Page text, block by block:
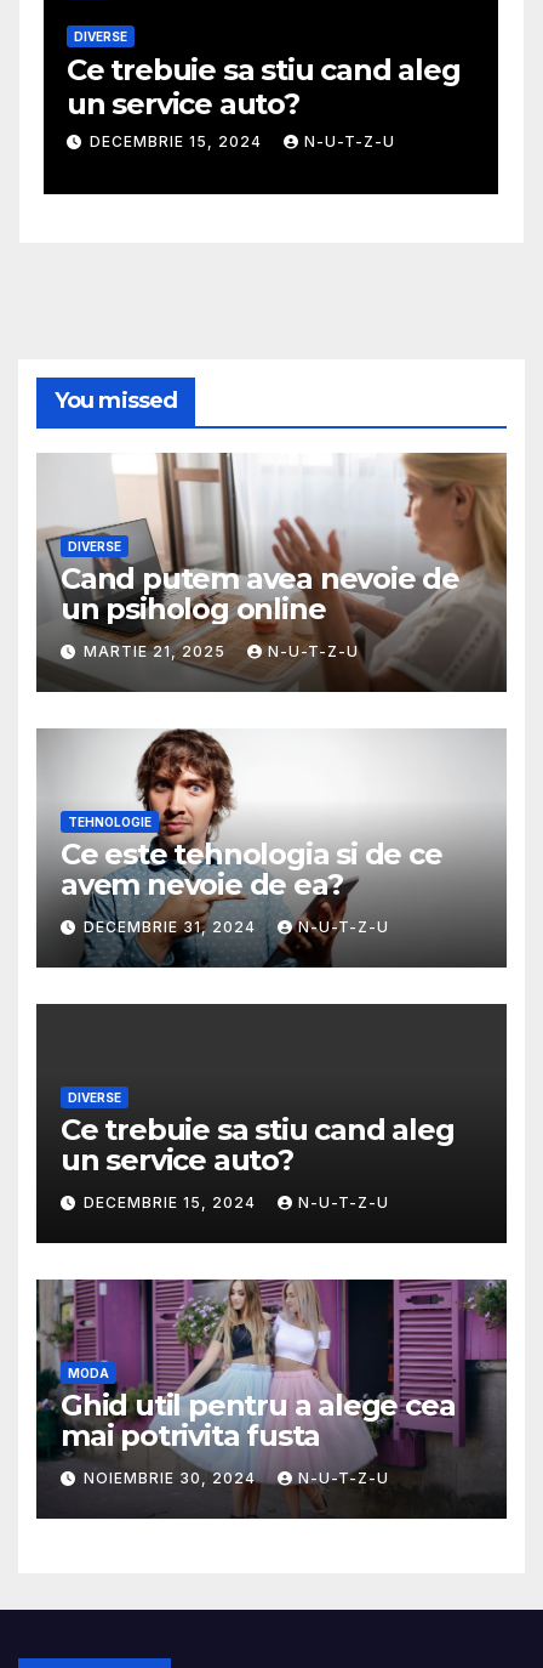
DIVERSE
Ce trebuie sa stiu cand aleg
un service auto?
DECEMBRIE 15, 2024 N-U-T-Z-U
You missed
DIVERSE
Cand putem avea nevoie de
un psiholog online
MARTIE 21, 2025 N-U-T-Z-U
TEHNOLOGIE
Ce este tehnologia si de ce
avem nevoie de ea?
DECEMBRIE 31, 2024 N-U-T-Z-U
DIVERSE
Ce trebuie sa stiu cand aleg
un service auto?
DECEMBRIE 15, 2024 N-U-T-Z-U
MODA
Ghid util pentru a alege cea
mai potrivita fusta
NOIEMBRIE 30, 2024 N-U-T-Z-U